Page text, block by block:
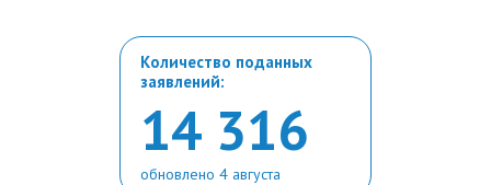
Количество поданных
заявлений:
14 316
обновлено 4 августа